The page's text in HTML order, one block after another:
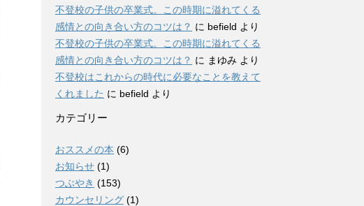
不登校の子供の卒業式。この時期に溢れてくる
感情との向き合い方のコツは？ に befield より
不登校の子供の卒業式。この時期に溢れてくる
感情との向き合い方のコツは？ に まゆみ より
不登校はこれからの時代に必要なことを教えて
くれました に befield より
カテゴリー
おススメの本 (6)
お知らせ (1)
つぶやき (153)
カウンセリング (1)